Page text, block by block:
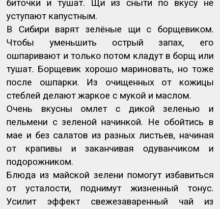
биточки и тушат. Щи из сныти по вкусу не
уступают капустным.
В Сибири варят зелёные щи с борщевиком.
Чтобы уменьшить острый запах, его
ошпаривают и только потом кладут в борщ или
тушат. Борщевик хорошо мариновать, но тоже
после ошпарки. Из очищенных от кожицы
стеблей делают жаркое с мукой и маслом.
Очень вкусны омлет с дикой зеленью и
пельмени с зеленой начинкой. Не обойтись в
мае и без салатов из разных листьев, начиная
от крапивы и заканчивая одуванчиком и
подорожником.
Блюда из майской зелени помогут избавиться
от усталости, поднимут жизненный тонус.
Усилит эффект свежезаваренный чай из